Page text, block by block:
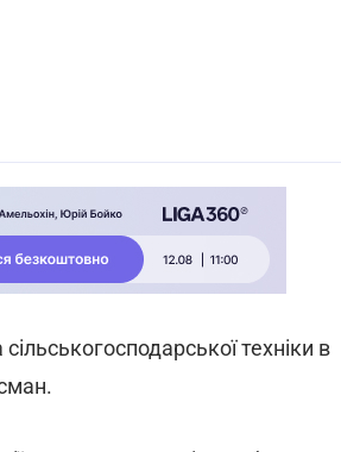
техніки в